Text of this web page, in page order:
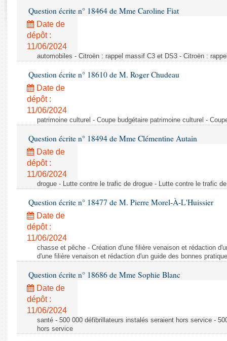
Rapports législatifs
Rapports sur l'application des lois
Baromètre de l’application des lois
Budget et sécurité sociale
Questions écrites et orales
Comptes rendus des débats
Question écrite n° 18464 de Mme Caroline Fiat
Date de
dépôt :
11/06/2024
automobiles - Citroën : rappel massif C3 et DS3 - Citroën :
Question écrite n° 18610 de M. Roger Chudeau
Date de
dépôt :
11/06/2024
patrimoine culturel - Coupe budgétaire patrimoine culturel -
Question écrite n° 18494 de Mme Clémentine Autain
Date de
dépôt :
11/06/2024
drogue - Lutte contre le trafic de drogue - Lutte contre le trafic
Question écrite n° 18477 de M. Pierre Morel-À-L'Huissier
Date de
dépôt :
11/06/2024
chasse et pêche - Création d'une filière venaison et rédaction
d'une filière venaison et rédaction d'un guide des bonnes
Question écrite n° 18686 de Mme Sophie Blanc
Date de
dépôt :
11/06/2024
santé - 500 000 défibrillateurs instalés seraient hors service -
hors service